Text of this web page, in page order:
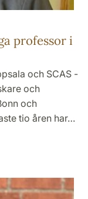
professor i
och SCAS -
och
och
tio åren har…